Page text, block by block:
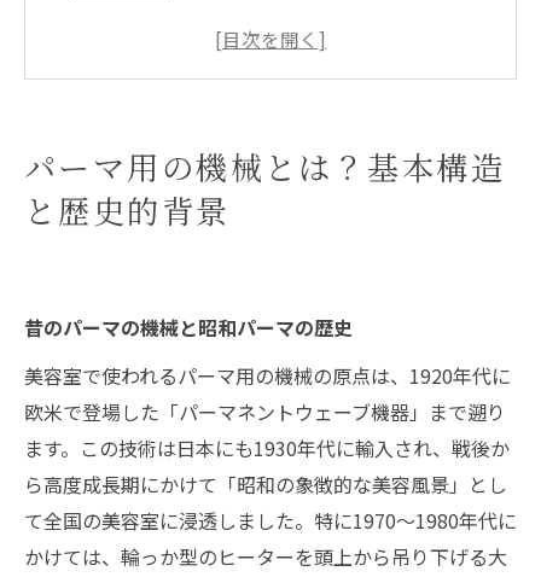
導入方法と運用コスト
店舗概要
パーマ用の機械とは？基本構造
と歴史的背景
昔のパーマの機械と昭和パーマの歴史
美容室で使われるパーマ用の機械の原点は、1920年代に
欧米で登場した「パーマネントウェーブ機器」まで遡り
ます。この技術は日本にも1930年代に輸入され、戦後か
ら高度成長期にかけて「昭和の象徴的な美容風景」とし
て全国の美容室に浸透しました。特に1970〜1980年代に
かけては、輪っか型のヒーターを頭上から吊り下げる大